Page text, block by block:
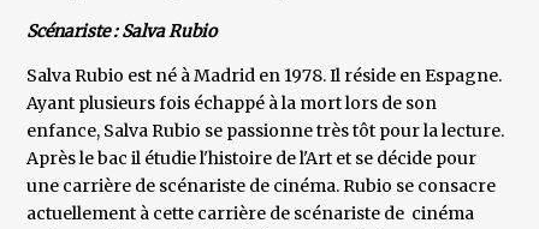
Scénariste : Salva Rubio
Salva Rubio est né à Madrid en 1978. Il réside en Espagne.
Ayant plusieurs fois échappé à la mort lors de son
enfance, Salva Rubio se passionne très tôt pour la lecture.
Après le bac il étudie l'histoire de l'Art et se décide pour
une carrière de scénariste de cinéma. Rubio se consacre
actuellement à cette carrière de scénariste de cinéma